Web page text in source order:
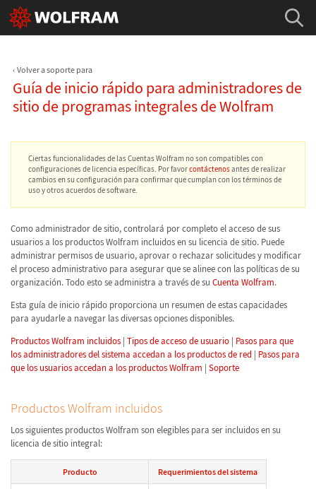
Volver a soporte para
Guía de inicio rápido para administradores de
sitio de programas integrales de Wolfram
Ciertas funcionalidades de las Cuentas Wolfram no son compatibles con
configuraciones de licencia específicas. Por favorcontáctenosantes de realizar
cambios en su configuración para confirmar que cumplan con los términos de
uso y otros acuerdos de software.
Como administrador de sitio, controlará por completo el acceso de sus
usuarios a los productos Wolfram incluidos en su licencia de sitio. Puede
administrar permisos de usuario, aprovar o rechazar solicitudes y modificar
el proceso administrativo para asegurar que se alinee con las políticas de su
organización. Todo esto se administra a través de su Cuenta Wolfram.
Esta guía de inicio rápido proporciona un resumen de estas capacidades
para ayudarle a navegar las diversas opciones disponibles.
Productos Wolfram incluidos | Tipos de acceso de usuario | Pasos para que
los administradores del sistema accedan a los productos de red | Pasos para
que los usuarios accedan a los productos Wolfram | Soporte
Productos Wolfram incluidos
Los siguientes productos Wolfram son elegibles para ser incluidos en su
licencia de sitio integral:
Producto Requerimientos del sistema